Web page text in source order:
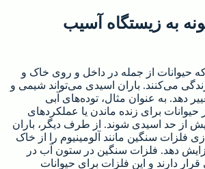
به زیستگاه آسیب
حیوانات از جمله در داخل و روی خاک و
می‌کنند. باران اسیدی می‌تواند شیمی و
دهد. به عنوان مثال، توده‌های آبی
حیوانات برای زنده ماندن یا عملکردهای
از حد اسیدی شوند. از طرف دیگر، باران
فلزات سنگین مانند آلومینیوم را از خاک
دهد. فلزات سنگین در ستون آب در
دارند و این فلزات برای حیوانات